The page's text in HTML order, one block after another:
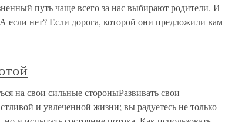
путь чаще всего за нас выбирают родители. И
если нет? Если дорога, которой они предложили вам
на свои сильные стороныРазвивать свои
и увлеченной жизни; вы радуетесь не только